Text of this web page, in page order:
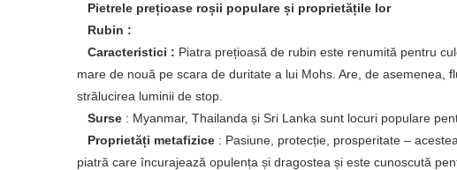
Pietrele prețioase roșii populare și proprietățile lor
Rubin :
Caracteristici : Piatra prețioasă de rubin este renumită pentru
mare de nouă pe scara de duritate a lui Mohs. Are, de asemenea,
strălucirea luminii de stop.
Surse : Myanmar, Thailanda și Sri Lanka sunt locuri populare
Proprietăți metafizice : Pasiune, protecție, prosperitate –
piatră care încurajează opulența și dragostea și este cunoscută